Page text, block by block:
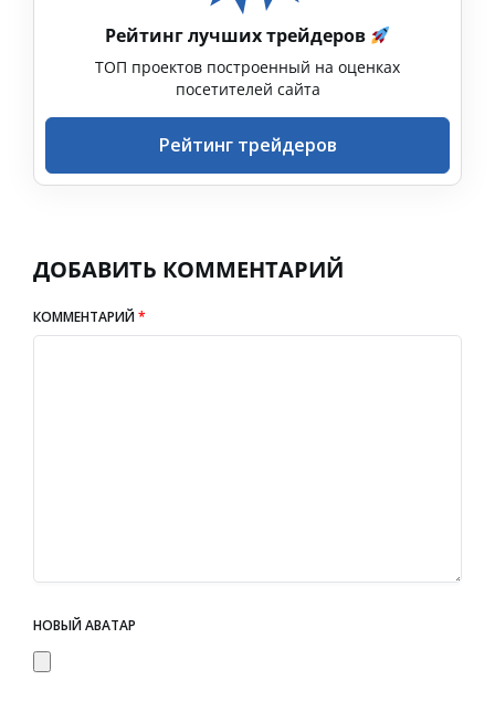
Рейтинг лучших трейдеров
ТОП проектов построенный на оценках
посетителей сайта
Рейтинг трейдеров
ДОБАВИТЬ КОММЕНТАРИЙ
КОММЕНТАРИЙ*
НОВЫЙ АВАТАР